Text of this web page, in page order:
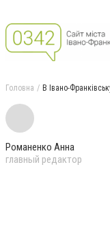
Головна В Івано-
Романенко Анна
главный редактор